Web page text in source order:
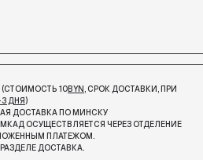
10BYN, СРОК ДОСТАВКИ, ПРИ
ДНЯ )
ДОСТАВКА ПО МИНСКУ
ОСУЩЕСТВЛЯЕТСЯ ЧЕРЕЗ ОТДЕЛЕНИЕ
ПЛАТЕЖОМ.
ДОСТАВКА.